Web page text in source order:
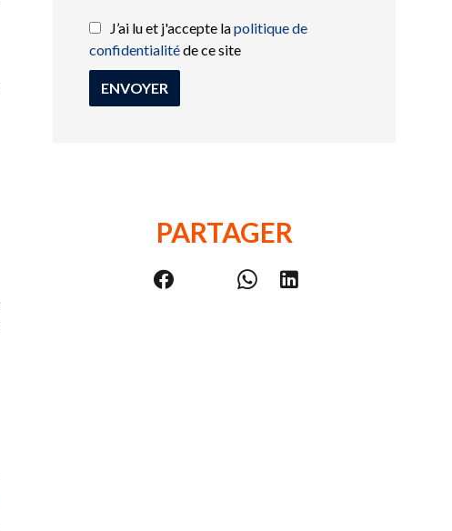
J’ai lu et j'accepte lapolitique de
confidentialitéde ce site
ENVOYER
PARTAGER